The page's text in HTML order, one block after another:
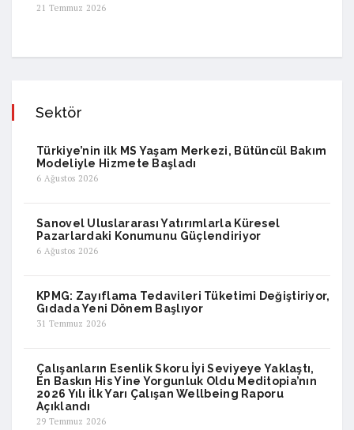
21 Temmuz 2026
Sektör
Türkiye’nin ilk MS Yaşam Merkezi, Bütüncül Bakım
Modeliyle Hizmete Başladı
6 Ağustos 2026
Sanovel Uluslararası Yatırımlarla Küresel
Pazarlardaki Konumunu Güçlendiriyor
6 Ağustos 2026
KPMG: Zayıflama Tedavileri Tüketimi Değiştiriyor,
Gıdada Yeni Dönem Başlıyor
31 Temmuz 2026
Çalışanların Esenlik Skoru İyi Seviyeye Yaklaştı,
En Baskın His Yine Yorgunluk Oldu Meditopia’nın
2026 Yılı İlk Yarı Çalışan Wellbeing Raporu
Açıklandı
29 Temmuz 2026